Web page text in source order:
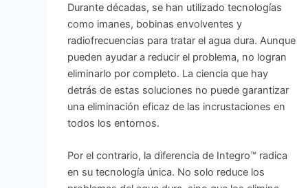
Durante décadas, se han utilizado tecnologías
como imanes, bobinas envolventes y
radiofrecuencias para tratar el agua dura. Aunque
pueden ayudar a reducir el problema, no logran
eliminarlo por completo. La ciencia que hay
detrás de estas soluciones no puede garantizar
una eliminación eficaz de las incrustaciones en
todos los entornos.
Por el contrario, la diferencia de Integro™ radica
en su tecnología única. No solo reduce los